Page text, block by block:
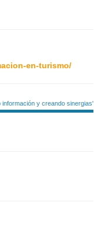
en-turismo/
y creando sinergias'